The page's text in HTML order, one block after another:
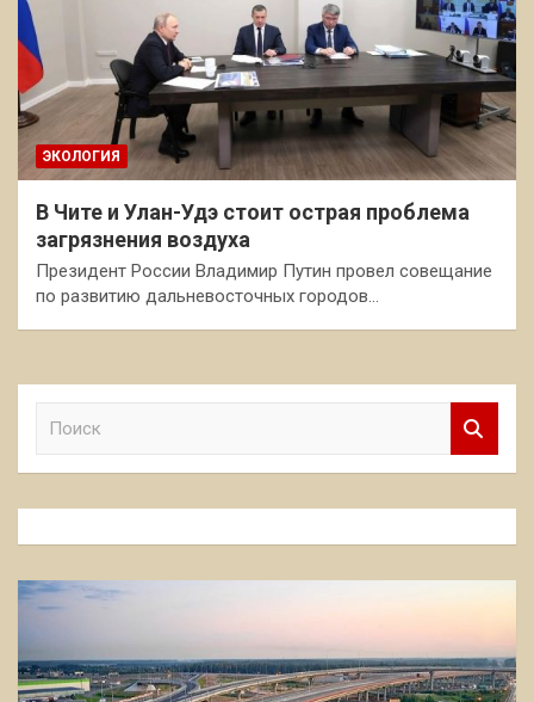
ЭКОЛОГИЯ
В Чите и Улан-Удэ стоит острая проблема
загрязнения воздуха
Президент России Владимир Путин провел совещание
по развитию дальневосточных городов…
к